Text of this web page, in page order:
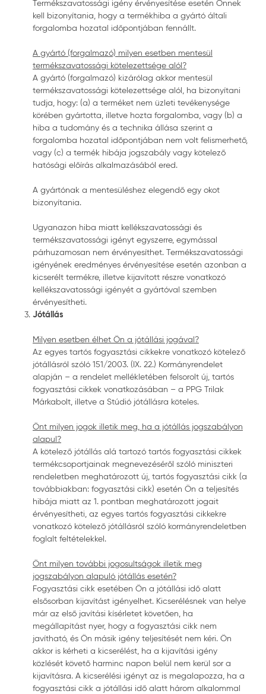
Termékszavatossági igény érvényesítése esetén Önnek
kell bizonyítania, hogy a termékhiba a gyártó általi
forgalomba hozatal időpontjában fennállt.
A gyártó (forgalmazó) milyen esetben mentesül
termékszavatossági kötelezettsége alól?
A gyártó (forgalmazó) kizárólag akkor mentesül
termékszavatossági kötelezettsége alól, ha bizonyítani
tudja, hogy: (a) a terméket nem üzleti tevékenysége
körében gyártotta, illetve hozta forgalomba, vagy (b) a
hiba a tudomány és a technika állása szerint a
forgalomba hozatal időpontjában nem volt felismerhető,
vagy (c) a termék hibája jogszabály vagy kötelező
hatósági előírás alkalmazásából ered.
A gyártónak a mentesüléshez elegendő egy okot
bizonyítania.
Ugyanazon hiba miatt kellékszavatossági és
termékszavatossági igényt egyszerre, egymással
párhuzamosan nem érvényesíthet. Termékszavatossági
igényének eredményes érvényesítése esetén azonban a
kicserélt termékre, illetve kijavított részre vonatkozó
kellékszavatossági igényét a gyártóval szemben
érvényesítheti.
Jótállás
Milyen esetben élhet Ön a jótállási jogával?
Az egyes tartós fogyasztási cikkekre vonatkozó kötelező
jótállásról szóló 151/2003. (IX. 22.) Kormányrendelet
alapján – a rendelet mellékletében felsorolt új, tartós
fogyasztási cikkek vonatkozásában – a PPG Trilak
Márkabolt, illetve a Stúdió jótállásra köteles.
Önt milyen jogok illetik meg, ha a jótállás jogszabályon
alapul?
A kötelező jótállás alá tartozó tartós fogyasztási cikkek
termékcsoportjainak megnevezéséről szóló miniszteri
rendeletben meghatározott új, tartós fogyasztási cikk (a
továbbiakban: fogyasztási cikk) esetén Ön a teljesítés
hibája miatt az 1. pontban meghatározott jogait
érvényesítheti, az egyes tartós fogyasztási cikkekre
vonatkozó kötelező jótállásról szóló kormányrendeletben
foglalt feltételekkel.
Önt milyen további jogosultságok illetik meg
jogszabályon alapuló jótállás esetén?
Fogyasztási cikk esetében Ön a jótállási idő alatt
elsősorban kijavítást igényelhet. Kicserélésnek van helye
már az első javítási kísérletet követően, ha
megállapítást nyer, hogy a fogyasztási cikk nem
javítható, és Ön másik igény teljesítését nem kéri. Ön
akkor is kérheti a kicserélést, ha a kijavítási igény
közlését követő harminc napon belül nem kerül sor a
kijavításra. A kicserélési igényt az is megalapozza, ha a
fogyasztási cikk a jótállási idő alatt három alkalommal